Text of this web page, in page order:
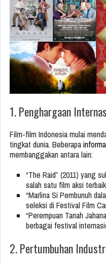
1. Penghargaan
Film-film Indonesia mulai
tingkat dunia. Beberapa
membanggakan antara lain:
“The Raid” (2011) yang
salah satu film aksi
“Marlina Si Pembunuh
seleksi di Festival Film
“Perempuan Tanah
berbagai festival
2. Pertumbuhan